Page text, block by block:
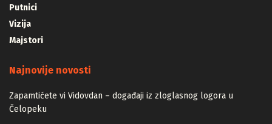
Putnici
Vizija
Majstori
Najnovije novosti
Zapamtićete vi Vidovdan – događaji iz zloglasnog logora u
Čelopeku